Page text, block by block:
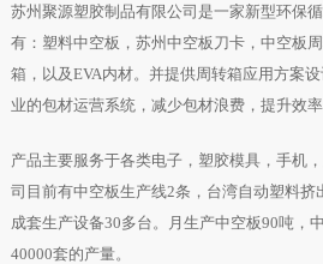
苏州聚源塑胶制品有限公司是一家新型环保
有：塑料中空板，苏州中空板刀卡，中空板
箱，以及EVA内材。并提供周转箱应用方案
业的包材运营系统，减少包材浪费，提升效
产品主要服务于各类电子，塑胶模具，手机
司目前有中空板生产线2条，台湾自动塑料挤
成套生产设备30多台。月生产中空板90吨，
40000套的产量。